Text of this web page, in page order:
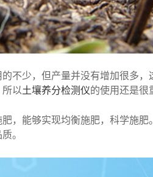
少，但产量并没有增加很多，
以土壤养分检测仪的使用还是很
，能够实现均衡施肥，科学施肥
。